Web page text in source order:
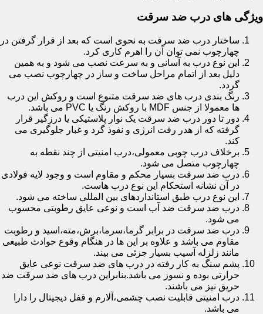
ویژگی های درب ضد سرقت
ساختار درب ضد سرقت به نحوی است که بعد از قرار گرفتن در
چهارچوب نمی توان آن را اهرم کاری کرد.
این نوع درب به آسانی و به سرعت نصب می شود و به همین
دلیل بعد از اتمام مراحل ساخت و ساز در چهارچوب نصب می
گردد.
رنگ بندی درب های ضد سرقت متنوع است و روکش این درب
ها معمولا از جنس MDF با روکش رنگ یا PVC می باشد.
دور تا دور درب ضد سرقت یک نوار پلاستیکی یا درزگیر قرار
گرفته که از هدر رفت انرژی و نفوذ گرد و غبار جلوگیری می
کند.
برخلاف درب چوبی معمولی،درب امنیتی از چند نقطه به
چهارچوب متصل می شود.
درب ضد سرقت بسیار محکم و مقاوم است و وجود لایه فولادی
در آن نشانه استحکام این نوع درب هاست.
این نوع درب طبق استانداردهای بین المللی ساخته می شود.
درب ضد سرقت ضد آب است و نوعی عایق رطوبتی محسوب
می شود.
درب ضد سرقت در برابر گرما،سرما،برش،مته،اسید و رطوبت
مقاوم می باشد و علاوه بر این ها در هنگام وقوع حوادث طبیعی
مانند زلزله آسیب بسیار جزئی می بیند.
پشم سنگ به کار رفته در درب های ضد سرقت نوعی عایق
حرارتی بوده و نسوز می باشد.بنابراین درب های ضد سرقت ضد
حریق نیز می باشند.
درب امنیتی قابلیت نصب چشمی،آلارم و قفل دیجیتال را دارا
می باشد.